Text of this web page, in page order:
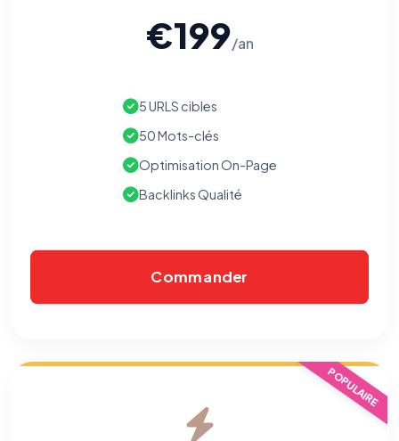
€199/an
5 URLS cibles
50 Mots-clés
Optimisation On-Page
Backlinks Qualité
Commander
POPULAIRE
Nécessaires au fonctionnement du site : session, sécurité,
mémorisation de vos choix de consentement. Ils ne